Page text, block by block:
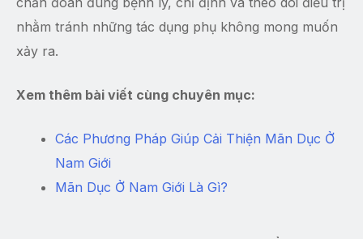
nhằm tránh những tác dụng phụ không mong muốn
xảy ra.
Xem thêm bài viết cùng chuyên mục:
Các Phương Pháp Giúp Cải Thiện Mãn Dục Ở
Nam Giới
Mãn Dục Ở Nam Giới Là Gì?